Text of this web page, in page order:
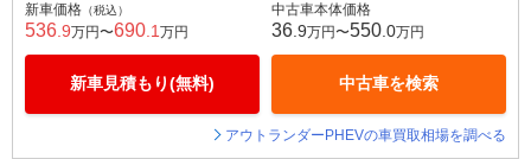
新車価格 （税込）
536 .9万円〜690 .1 万円
新車見積もり(無料)
中古車本体価格
36 .9万円〜550 .0万円
中古車を検索
アウトランダーPHEVの車買取相場を調べる